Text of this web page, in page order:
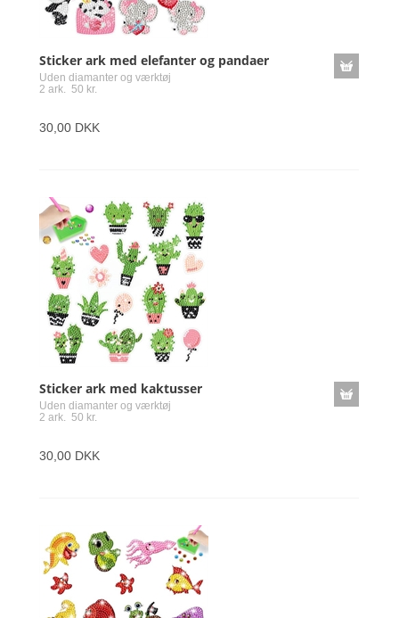
Sticker ark med elefanter og pandaer
Uden diamanter og værktøj
2 ark. 50 kr.
30,00 DKK
Sticker ark med kaktusser
Uden diamanter og værktøj
2 ark. 50 kr.
30,00 DKK